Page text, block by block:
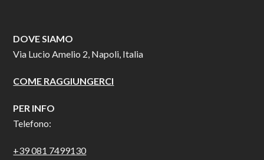
DOVE SIAMO
Via Lucio Amelio 2, Napoli, Italia
COME RAGGIUNGERCI
PER INFO
Telefono:
+39 081 7499130